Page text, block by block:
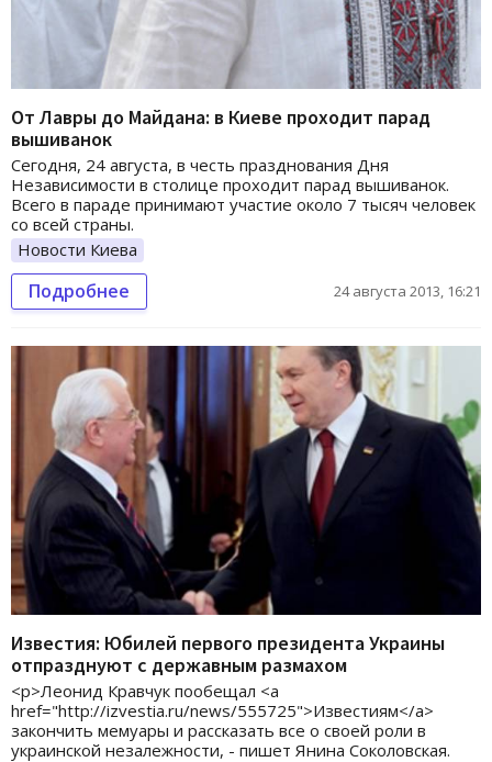
От Лавры до Майдана: в Киеве проходит парад
вышиванок
Сегодня, 24 августа, в честь празднования Дня
Независимости в столице проходит парад вышиванок.
Всего в параде принимают участие около 7 тысяч человек
со всей страны.
Новости Киева
Подробнее 24 августа 2013, 16:21
Известия: Юбилей первого президента Украины
отпразднуют с державным размахом
<p>Леонид Кравчук пообещал <a
href="http://izvestia.ru/news/555725">Известиям</a>
закончить мемуары и рассказать все о своей роли в
украинской незалежности, - пишет Янина Соколовская.